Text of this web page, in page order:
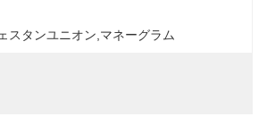
スタンユニオン,マネーグラム